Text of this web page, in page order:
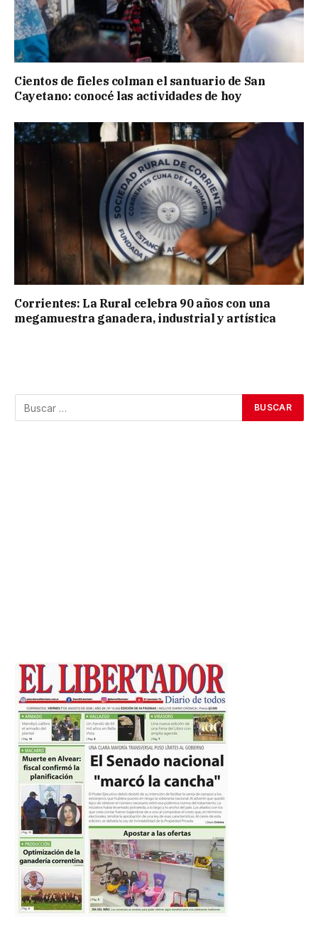
Cientos de fieles colman el santuario de San
Cayetano: conocé las actividades de hoy
Corrientes: La Rural celebra 90 años con una
megamuestra ganadera, industrial y artística